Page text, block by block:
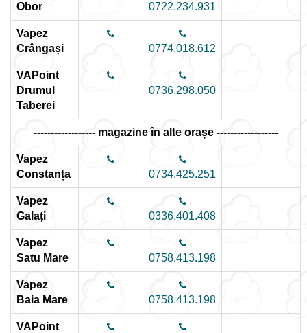
Obor
0722.234.931
Vapez
Crângași
0774.018.612
VAPoint
Drumul
Taberei
0736.298.050
------------------ magazine în alte orașe ------------------
Vapez
Constanța
0734.425.251
Vapez
Galați
0336.401.408
Vapez
Satu Mare
0758.413.198
Vapez
Baia Mare
0758.413.198
VAPoint